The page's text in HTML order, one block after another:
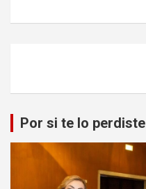
Por si te lo perdiste